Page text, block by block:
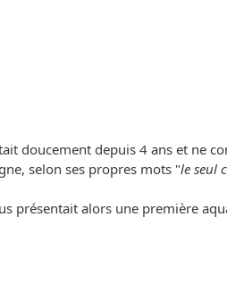
doucement depuis 4 ans et ne
selon ses propres mots "le seul
présentait alors une première